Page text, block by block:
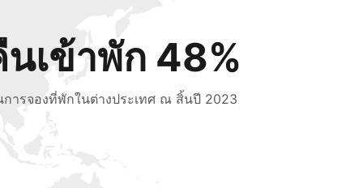
เข้าพัก 48%
การจองที่พักในต่างประเทศ ณ สิ้นปี 2023